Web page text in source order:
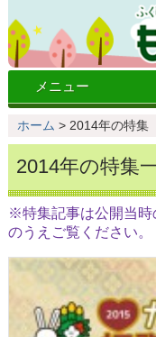
メニュー
ホーム >2014年の特集
2014年の特集
※特集記事は公開当時
のうえご覧ください。